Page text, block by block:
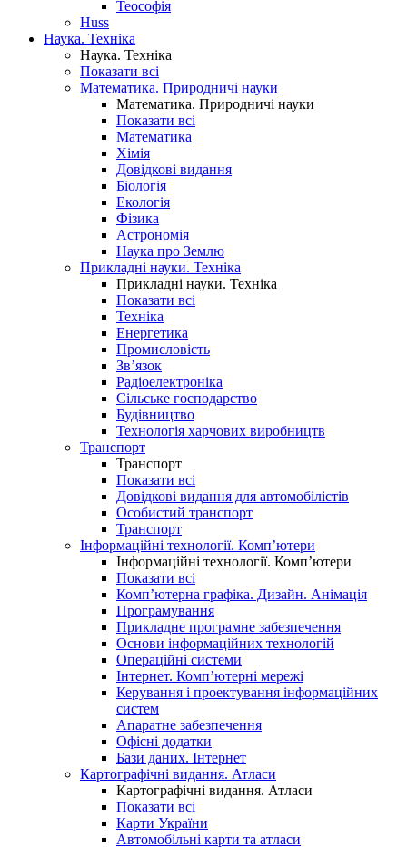
Теософія
Huss
Наука. Техніка
Наука. Техніка
Показати всі
Математика. Природничі науки
Математика. Природничі науки
Показати всі
Математика
Хімія
Довідкові видання
Біологія
Екологія
Фізика
Астрономія
Наука про Землю
Прикладні науки. Техніка
Прикладні науки. Техніка
Показати всі
Техніка
Енергетика
Промисловість
Зв’язок
Радіоелектроніка
Сільське господарство
Будівництво
Технологія харчових виробництв
Транспорт
Транспорт
Показати всі
Довідкові видання для автомобілістів
Особистий транспорт
Транспорт
Інформаційні технології. Комп’ютери
Інформаційні технології. Комп’ютери
Показати всі
Комп’ютерна графіка. Дизайн. Анімація
Програмування
Прикладне програмне забезпечення
Основи інформаційних технологій
Операційні системи
Інтернет. Комп’ютерні мережі
Керування і проектування інформаційних
систем
Апаратне забезпечення
Офісні додатки
Бази даних. Інтернет
Картографічні видання. Атласи
Картографічні видання. Атласи
Показати всі
Карти України
Автомобільні карти та атласи